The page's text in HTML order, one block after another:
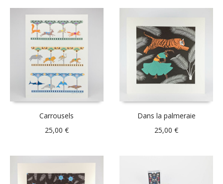
Carrousels
25,00 €
Dans la palmeraie
25,00€